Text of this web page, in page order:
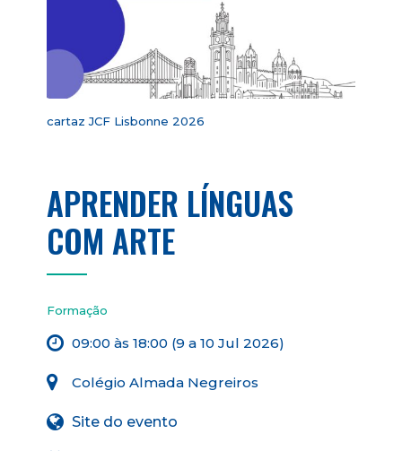
cartaz JCF Lisbonne 2026
APRENDER LÍNGUAS
COM ARTE
Formação
09:00 às 18:00 (9 a 10 Jul 2026)
Colégio Almada Negreiros
Site do evento